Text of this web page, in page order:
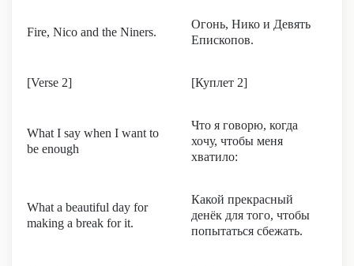
Fire, Nico and the Niners.
Огонь, Нико и Девять
Епископов.
[Verse 2] [Куплет 2]
What I say when I want to
be enough
Что я говорю, когда
хочу, чтобы меня
хватило:
What a beautiful day for
making a break for it.
Какой прекрасный
денёк для того, чтобы
попытаться сбежать.